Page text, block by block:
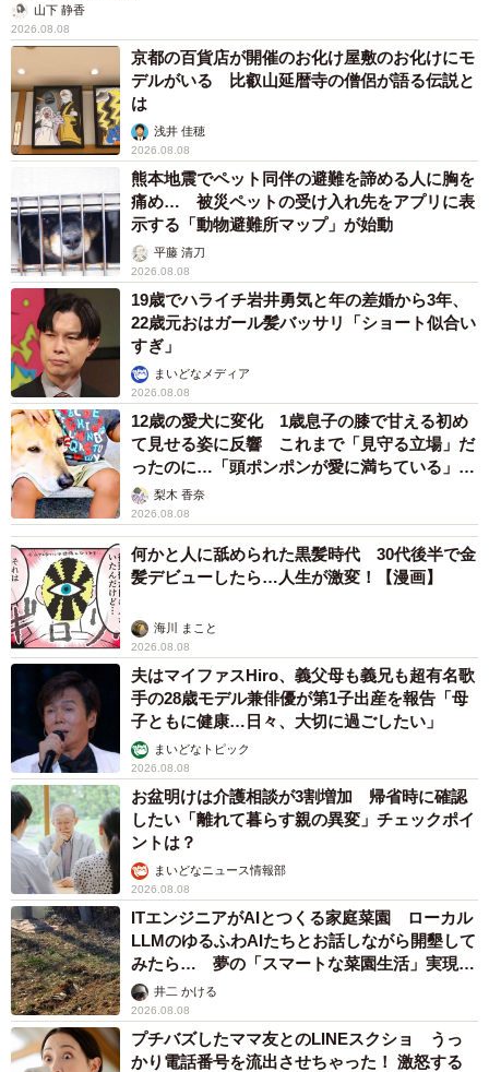
求人票と実際が異なる旨の申し出等について
https://www.hellowork.mhlw.go.jp/member/hotline.html
山下 静香
2026.08.08
京都の百貨店が開催のお化け屋敷のお化けにモ
デルがいる 比叡山延暦寺の僧侶が語る伝説と
は
浅井 佳穂
2026.08.08
熊本地震でペット同伴の避難を諦める人に胸を
痛め… 被災ペットの受け入れ先をアプリに表
示する「動物避難所マップ」が始動
平藤 清刀
2026.08.08
19歳でハライチ岩井勇気と年の差婚から3年、
22歳元おはガール髪バッサリ「ショート似合い
すぎ」
まいどなメディア
2026.08.08
12歳の愛犬に変化 1歳息子の膝で甘える初め
て見せる姿に反響 これまで「見守る立場」だ
ったのに…「頭ポンポンが愛に満ちている」
「尊…」
梨木 香奈
2026.08.08
何かと人に舐められた黒髪時代 30代後半で金
髪デビューしたら…人生が激変！【漫画】
海川 まこと
2026.08.08
夫はマイファスHiro、義父母も義兄も超有名歌
手の28歳モデル兼俳優が第1子出産を報告「母
子ともに健康…日々、大切に過ごしたい」
まいどなトピック
2026.08.08
お盆明けは介護相談が3割増加 帰省時に確認
したい「離れて暮らす親の異変」チェックポイ
ントは？
まいどなニュース情報部
2026.08.08
ITエンジニアがAIとつくる家庭菜園 ローカル
LLMのゆるふわAIたちとお話しながら開墾して
みたら… 夢の「スマートな菜園生活」実現な
るか井二 かける
2026.08.08
プチバズしたママ友とのLINEスクショ うっ
かり電話番号を流出させちゃった！ 激怒する